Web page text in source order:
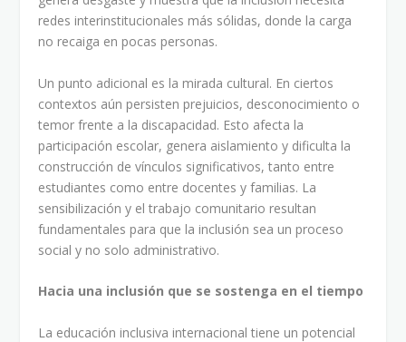
redes interinstitucionales más sólidas, donde la carga
no recaiga en pocas personas.
Un punto adicional es la mirada cultural. En ciertos
contextos aún persisten prejuicios, desconocimiento o
temor frente a la discapacidad. Esto afecta la
participación escolar, genera aislamiento y dificulta la
construcción de vínculos significativos, tanto entre
estudiantes como entre docentes y familias. La
sensibilización y el trabajo comunitario resultan
fundamentales para que la inclusión sea un proceso
social y no solo administrativo.
Hacia una inclusión que se sostenga en el tiempo
La educación inclusiva internacional tiene un potencial